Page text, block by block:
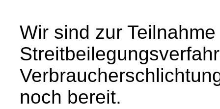
Wir sind zur
noch bereit.